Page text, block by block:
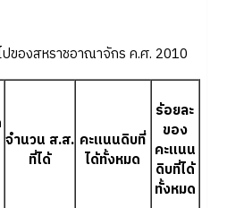
ปของสหราชอาณาจักร ค.ศ. 2010
จำนวน ส.ส.
ที่ได้
คะแนนดิบที่
ได้ทั้งหมด
ร้อยละ
ของ
คะแนน
ดิบที่ได้
ทั้งหมด